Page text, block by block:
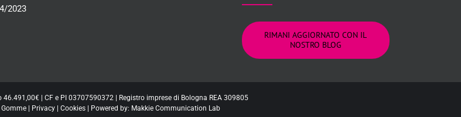
2023
RIMANI AGGIORNATO CON IL
NOSTRO BLOG
| CF e PI 03707590372 | Registro imprese di Bologna REA 309805
| Privacy| Cookies| Powered by: Makkie Communication Lab